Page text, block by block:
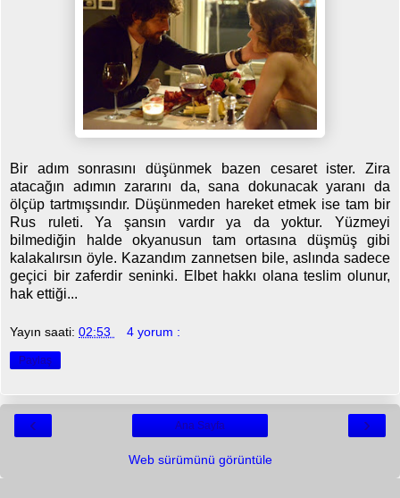
Bir adım sonrasını düşünmek bazen cesaret ister. Zira
atacağın adımın zararını da, sana dokunacak yaranı da
ölçüp tartmışsındır. Düşünmeden hareket etmek ise tam bir
Rus ruleti. Ya şansın vardır ya da yoktur. Yüzmeyi
bilmediğin halde okyanusun tam ortasına düşmüş gibi
kalakalırsın öyle. Kazandım zannetsen bile, aslında sadece
geçici bir zaferdir seninki. Elbet hakkı olana teslim olunur,
hak ettiği...
Yayın saati: 02:53 4 yorum :
Paylaş
‹ ›
Ana Sayfa
Web sürümünü görüntüle